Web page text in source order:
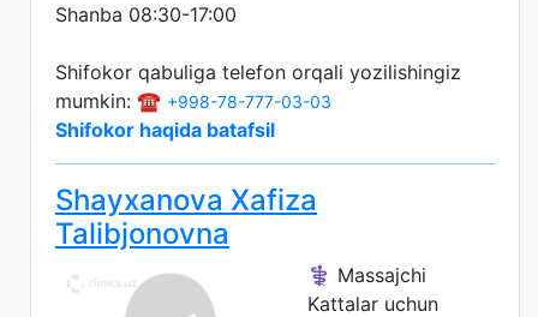
Shanba 08:30-17:00
Shifokor qabuliga telefon orqali yozilishingiz
mumkin: ☎️ +998-78-777-03-03
Shifokor haqida batafsil
Shayxanova Xafiza
Talibjonovna
⚕️ Massajchi
Kattalar uchun